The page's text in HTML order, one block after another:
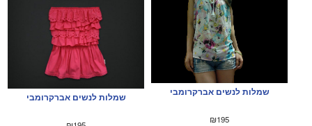
שמלות לנשים אברקרומבי שמלות לנשים אברקרומבי
₪195